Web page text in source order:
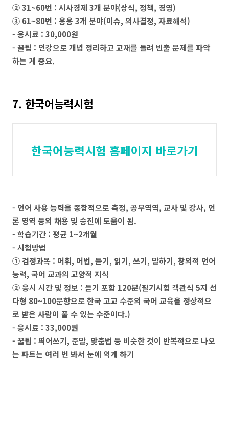
② 31~60번 : 시사경제 3개 분야(상식, 정책, 경영)
③ 61~80번 : 응용 3개 분야(이슈, 의사결정, 자료해석)
- 응시료 : 30,000원
- 꿀팁 : 인강으로 개념 정리하고 교재를 돌려 빈출 문제를 파악
하는 게 중요.
7. 한국어능력시험
한국어능력시험 홈페이지 바로가기
- 언어 사용 능력을 종합적으로 측정, 공무역역, 교사 및 강사, 언
론 영역 등의 채용 및 승진에 도움이 됨.
- 학습기간 : 평균 1~2개월
- 시험방법
① 검정과목 : 어휘, 어법, 듣기, 읽기, 쓰기, 말하기, 창의적 언어
능력, 국어 교과의 교양적 지식
② 응시 시간 및 정보 : 듣기 포함 120분(필기시험 객관식 5지 선
다형 80~100문항으로 한국 고교 수준의 국어 교육을 정상적으
로 받은 사람이 풀 수 있는 수준이다.)
- 응시료 : 33,000원
- 꿀팁 : 띄어쓰기, 준말, 맞춤법 등 비슷한 것이 반복적으로 나오
는 파트는 여러 번 봐서 눈에 익게 하기